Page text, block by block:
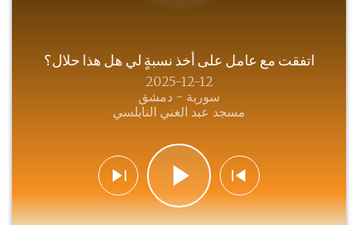
اتفقت مع عامل على أخذ نسبةٍ لي هل هذا حلال؟
2025-12-12
سورية - دمشق
مسجد عبد الغني النابلسي